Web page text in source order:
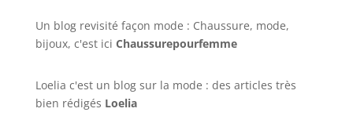
Un blog revisité façon mode : Chaussure, mode,
bijoux, c'est ici Chaussurepourfemme
Loelia c'est un blog sur la mode : des articles très
bien rédigés Loelia